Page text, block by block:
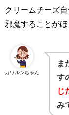
クリームチーズ
邪魔することがほ
カワルンちゃん
ま
す
じ
み